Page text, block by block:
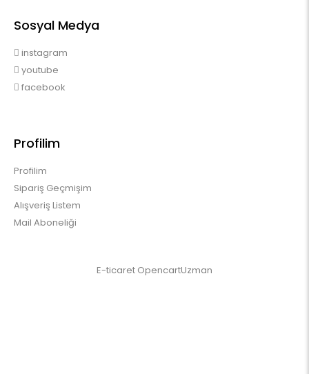
Sosyal Medya
instagram
youtube
facebook
Profilim
Profilim
Sipariş Geçmişim
Alışveriş Listem
Mail Aboneliği
E-ticaret OpencartUzman